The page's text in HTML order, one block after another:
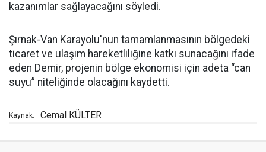
kazanımlar sağlayacağını söyledi.
Şırnak-Van Karayolu'nun tamamlanmasının bölgedeki
ticaret ve ulaşım hareketliliğine katkı sunacağını ifade
eden Demir, projenin bölge ekonomisi için adeta “can
suyu” niteliğinde olacağını kaydetti.
Kaynak: Cemal KÜLTER